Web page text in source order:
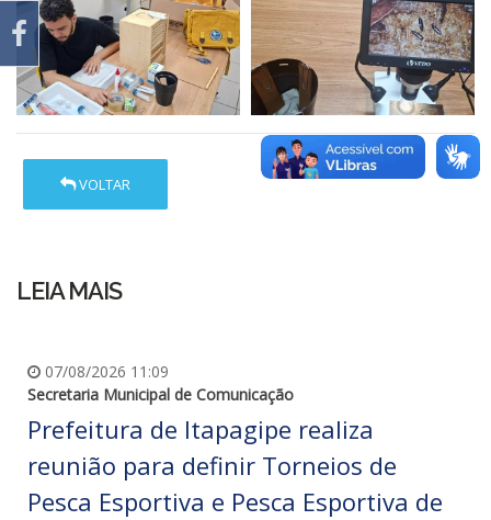
VOLTAR
LEIA MAIS
07/08/2026 11:09
Secretaria Municipal de Comunicação
Prefeitura de Itapagipe realiza
reunião para definir Torneios de
Pesca Esportiva e Pesca Esportiva de